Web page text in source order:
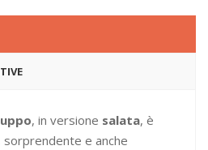
, in versione salata, è
sorprendente e anche